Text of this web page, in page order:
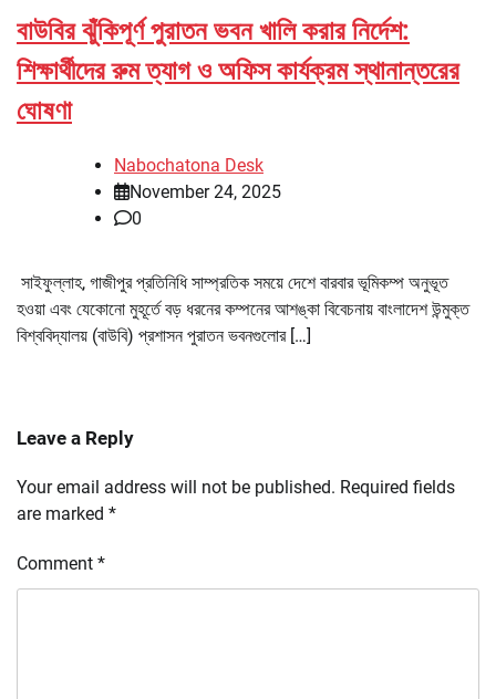
বাউবির ঝুঁকিপূর্ণ পুরাতন ভবন খালি করার নির্দেশ:
শিক্ষার্থীদের রুম ত্যাগ ও অফিস কার্যক্রম স্থানান্তরের
ঘোষণা
Nabochatona Desk
November 24, 2025
0
সাইফুল্লাহ, গাজীপুর প্রতিনিধি সাম্প্রতিক সময়ে দেশে বারবার ভূমিকম্প অনুভূত
হওয়া এবং যেকোনো মুহূর্তে বড় ধরনের কম্পনের আশঙ্কা বিবেচনায় বাংলাদেশ উন্মুক্ত
বিশ্ববিদ্যালয় (বাউবি) প্রশাসন পুরাতন ভবনগুলোর […]
Leave a Reply
Your email address will not be published. Required fields
are marked *
Comment *